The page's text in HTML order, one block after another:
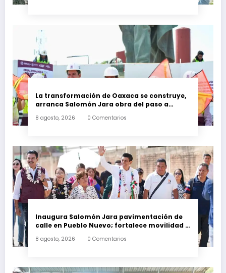
La transformación de Oaxaca se construye,
arranca Salomón Jara obra del paso a
kilómetro 184 + 300
8 agosto, 2026 0 Comentarios
Inaugura Salomón Jara pavimentación de
calle en Pueblo Nuevo; fortalece movilidad y
8 agosto, 2026 0 Comentarios